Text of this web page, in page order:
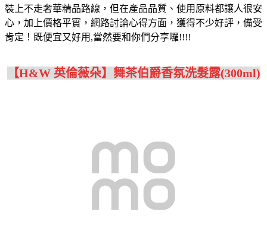
裝上不走奢華精品路線，但在產品品質、使用原料都讓人很安
心，加上價格平實，網路討論心得方面，獲得不少好評，備受
肯定！既便宜又好用,當然要和你們分享囉!!!!
【H&W 英倫薇朵】舞茶伯爵香氛洗髮露(300ml)